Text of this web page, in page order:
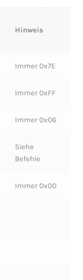
Hinweis
Immer 0x7E
Immer 0xFF
Immer 0x06
Siehe
Befehle
Immer 0x00